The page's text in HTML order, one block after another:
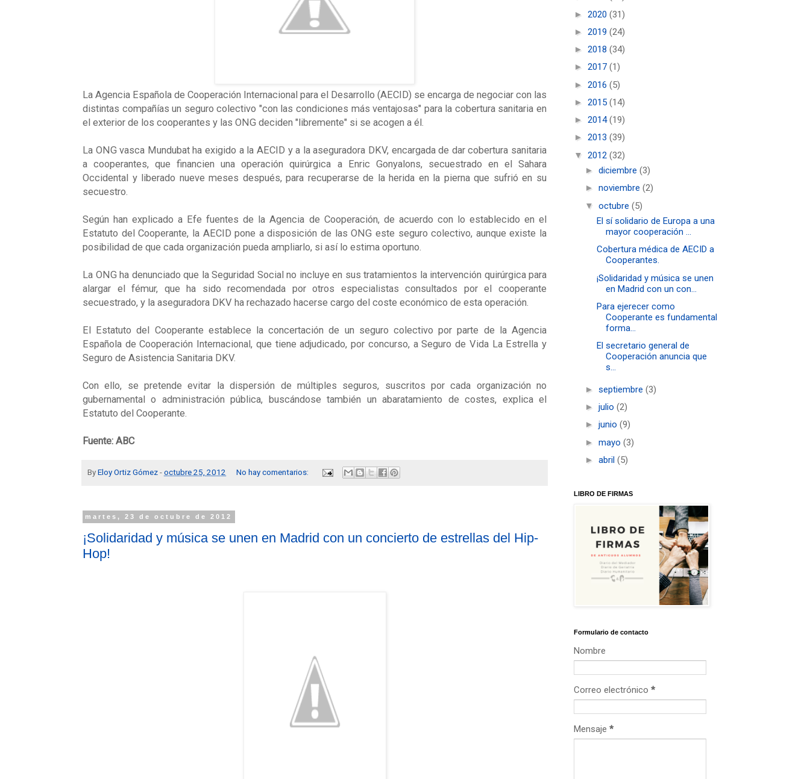
La Agencia Española de Cooperación Internacional para el Desarrollo (AECID) se encarga de negociar con las
distintas compañías un seguro colectivo "con las condiciones más ventajosas" para la cobertura sanitaria en
el exterior de los cooperantes y las ONG deciden "libremente" si se acogen a él.
La ONG vasca Mundubat ha exigido a la AECID y a la aseguradora DKV, encargada de dar cobertura sanitaria
a cooperantes, que financien una operación quirúrgica a Enric Gonyalons, secuestrado en el Sahara
Occidental y liberado nueve meses después, para recuperarse de la herida en la pierna que sufrió en su
secuestro.
Según han explicado a Efe fuentes de la Agencia de Cooperación, de acuerdo con lo establecido en el
Estatuto del Cooperante, la AECID pone a disposición de las ONG este seguro colectivo, aunque existe la
posibilidad de que cada organización pueda ampliarlo, si así lo estima oportuno.
La ONG ha denunciado que la Seguridad Social no incluye en sus tratamientos la intervención quirúrgica para
alargar el fémur, que ha sido recomendada por otros especialistas consultados por el cooperante
secuestrado, y la aseguradora DKV ha rechazado hacerse cargo del coste económico de esta operación.
El Estatuto del Cooperante establece la concertación de un seguro colectivo por parte de la Agencia
Española de Cooperación Internacional, que tiene adjudicado, por concurso, a Seguro de Vida La Estrella y
Seguro de Asistencia Sanitaria DKV.
Con ello, se pretende evitar la dispersión de múltiples seguros, suscritos por cada organización no
gubernamental o administración pública, buscándose también un abaratamiento de costes, explica el
Estatuto del Cooperante.
Fuente: ABC
ByEloy Ortiz Gómez-octubre 25, 2012 No hay comentarios:
martes, 23 de octubre de 2012
¡Solidaridad y música se unen en Madrid con un concierto de estrellas del Hip-
Hop!
► 2020 (31)
► 2019 (24)
► 2018 (34)
► 2017 (1)
► 2016 (5)
► 2015 (14)
► 2014(19)
► 2013 (39)
▼ 2012 (32)
► diciembre (3)
► noviembre (2)
▼ octubre (5)
El sí solidario de Europa a una
mayor cooperación ...
Cobertura médica de AECID a
Cooperantes.
¡Solidaridad y música se unen
en Madrid con un con...
Para ejerecer como
Cooperante es fundamental
forma...
El secretario general de
Cooperación anuncia que
s...
► septiembre (3)
► julio (2)
► junio (9)
► mayo (3)
► abril (5)
LIBRO DE FIRMAS
Formulario de contacto
Nombre
Correo electrónico *
Mensaje *